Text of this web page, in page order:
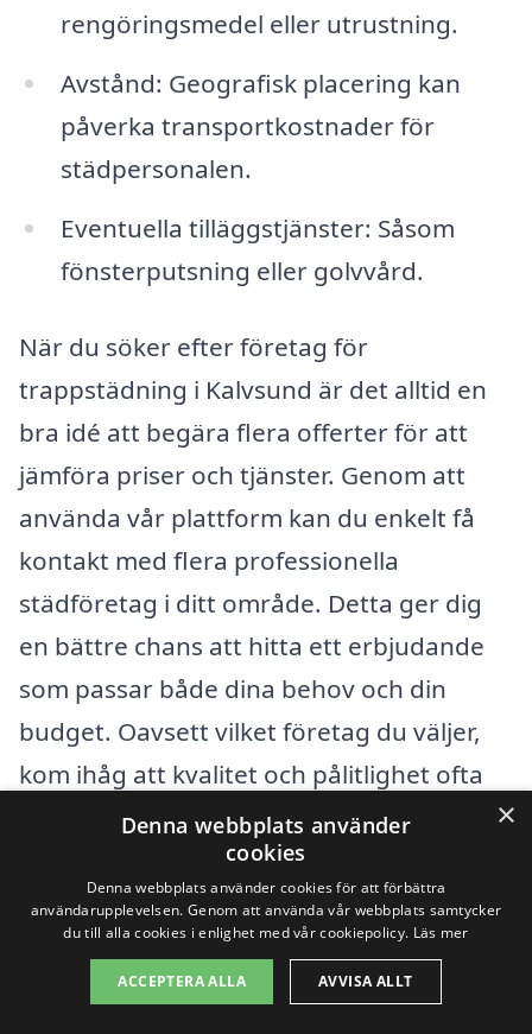
rengöringsmedel eller utrustning.
Avstånd: Geografisk placering kan
påverka transportkostnader för
städpersonalen.
Eventuella tilläggstjänster: Såsom
fönsterputsning eller golvvård.
När du söker efter företag för
trappstädning i Kalvsund är det alltid en
bra idé att begära flera offerter för att
jämföra priser och tjänster. Genom att
använda vår plattform kan du enkelt få
kontakt med flera professionella
städföretag i ditt område. Detta ger dig
en bättre chans att hitta ett erbjudande
som passar både dina behov och din
budget. Oavsett vilket företag du väljer,
kom ihåg att kvalitet och pålitlighet ofta
går hand i hand med priset. En noggrant
utförd trappstädning bidrar inte bara till
ett fräschare utseende utan också till en
mer trivsam boendemiljö för alla som
använder trappen.
×
Denna webbplats använder
cookies
Denna webbplats använder cookies för att förbättra
användarupplevelsen. Genom att använda vår webbplats samtycker
du till alla cookies i enlighet med vår cookiepolicy. Läs mer
ACCEPTERA ALLA AVVISA ALLT